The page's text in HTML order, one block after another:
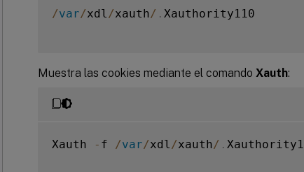
/var/xdl /xauth/ . Xauthority110
Muestra las cookies mediante el comando Xauth:
Xauth - f /var/xdl /xauth/ .